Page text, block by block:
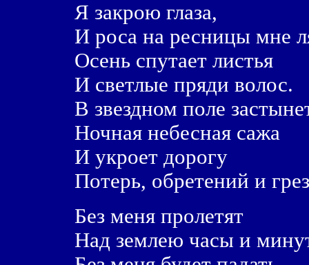
Я закрою глаза,
И роса на ресницы мне
Осень спутает листья
И светлые пряди волос.
В звездном поле
Ночная небесная сажа
И укроет дорогу
Потерь, обретений и
Без меня пролетят
Над землею часы и